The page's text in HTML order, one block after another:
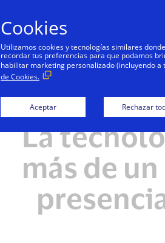
La
más de
Cookies
Utilizamos cookies y tecnologías similares
recordar tus preferencias para que podamos
habilitar marketing personalizado (incluyendo
de Cookies.
Aceptar Rechazar